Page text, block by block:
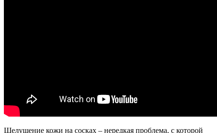
Шелушение кожи на сосках – нередкая проблема, с которой